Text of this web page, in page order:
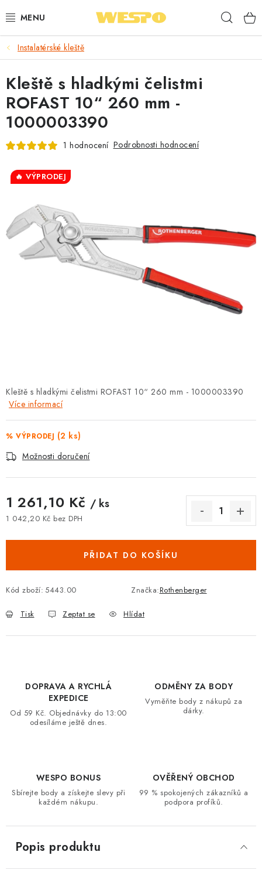
na
ARMATURY PRO TOPENÍ A VODU
TOPENÍ A OHŘEV VODY
TVAROVKY A TRUBKY
VODOINSTALACE
NÁŘADÍ
⭐ NEJLÉPE HODNOCENÉ
🏷️ VÝPRODEJ
⚡ NOVINKA
TOPENÁŘSKÁ AKADEMIE
🚚 STAV OBJEDNÁVKY
DOPRAVA A PLATBA
VRÁCENÍ ZBOŽÍ A REKLAMACE
MOJE OBJEDNÁVKA
Instalatérské kleště
Kleště s hladkými čelistmi ROFAST 10“ 260 mm - 1000003390
Více informací
% VÝPRODEJ (2 ks)
Možnosti doručení
1 261,10 Kč / ks
1 042,20 Kč bez DPH
PŘIDAT DO KOŠÍKU
Kód zboží: 5443.00 Značka:Rothenberger
Tisk Zeptat se Hlídat
Kleště s hladkými čelistmi
ROFAST 10“ 260 mm -
1000003390
1 hodnocení Podrobnosti hodnocení
🔥 VÝPRODEJ
DOPRAVA A RYCHLÁ
EXPEDICE
Od 59 Kč. Objednávky do 13:00
odesíláme ještě dnes.
ODMĚNY ZA BODY
Vyměňte body z nákupů za
dárky.
WESPO BONUS
Sbírejte body a získejte slevy při
každém nákupu.
OVĚŘENÝ OBCHOD
99 % spokojených zákazníků a
podpora profíků.
Popis produktu